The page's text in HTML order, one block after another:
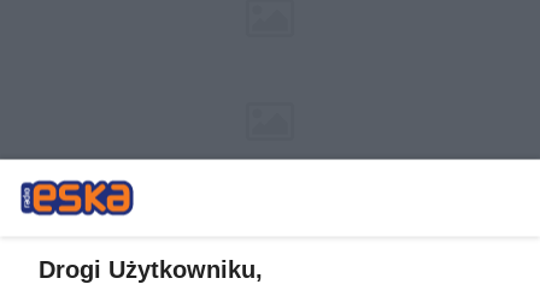
Drogi Użytkowniku,